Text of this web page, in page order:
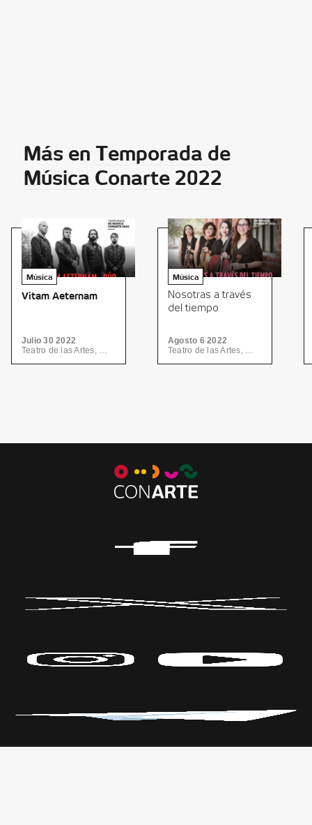
Más en Temporada de
Música Conarte 2022
Música
Vitam Aeternam
Julio 30 2022
Teatro de las Artes, Centro de las Artes | CONARTE
Música
Nosotras a través
del tiempo
Agosto 6 2022
Teatro de las Artes, Centro de las Artes | CONARTE